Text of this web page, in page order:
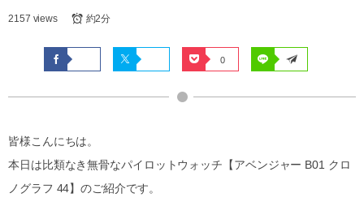
2157 views 約2分
0
皆様こんにちは。
本日は比類なき無骨なパイロットウォッチ【アベンジャー B01 クロ
ノグラフ 44】のご紹介です。